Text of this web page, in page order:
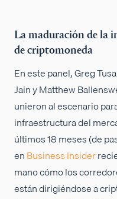
La maduración de la
de criptomoneda
En este panel, Greg
Jain y Matthew
unieron al escenario
infraestructura del
últimos 18 meses (de
enBusiness Insider
mano cómo los
están dirigiéndose a